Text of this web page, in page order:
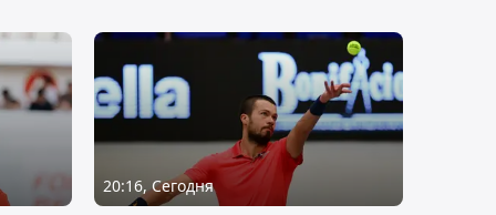
20:16, Сегодня